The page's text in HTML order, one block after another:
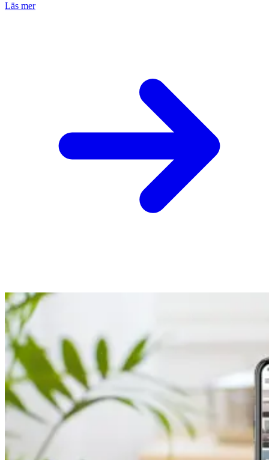
Läs mer